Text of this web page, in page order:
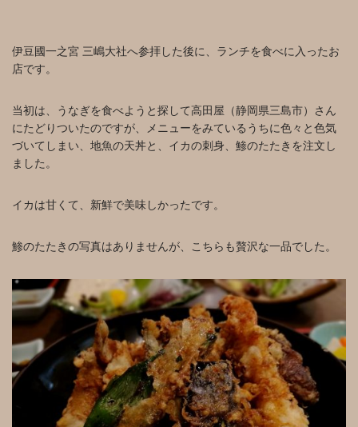
伊豆國一之宮 三嶋大社へ参拝した後に、ランチを食べに入ったお
店です。
当初は、うなぎを食べようと探して高田屋（静岡県三島市）さん
にたどりついたのですが、メニューをみているうちに色々と色気
づいてしまい、地魚の天丼と、イカの刺身、鯵のたたきを注文し
ました。
イカは甘くて、新鮮で美味しかったです。
鯵のたたきの写真はありませんが、こちらも贅沢な一品でした。